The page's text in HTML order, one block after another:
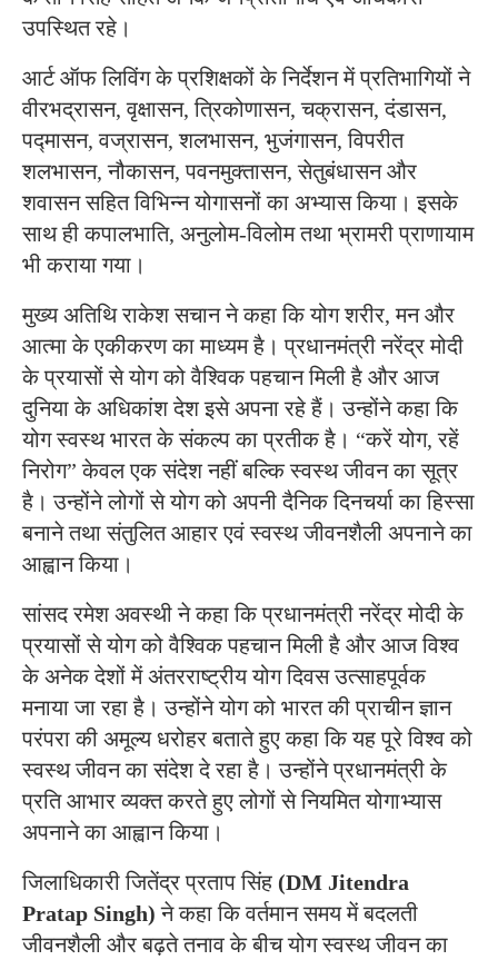
उपस्थित रहे।
आर्ट ऑफ लिविंग के प्रशिक्षकों के निर्देशन में प्रतिभागियों ने
वीरभद्रासन, वृक्षासन, त्रिकोणासन, चक्रासन, दंडासन,
पद्मासन, वज्रासन, शलभासन, भुजंगासन, विपरीत
शलभासन, नौकासन, पवनमुक्तासन, सेतुबंधासन और
शवासन सहित विभिन्न योगासनों का अभ्यास किया। इसके
साथ ही कपालभाति, अनुलोम-विलोम तथा भ्रामरी प्राणायाम
भी कराया गया।
मुख्य अतिथि राकेश सचान ने कहा कि योग शरीर, मन और
आत्मा के एकीकरण का माध्यम है। प्रधानमंत्री नरेंद्र मोदी
के प्रयासों से योग को वैश्विक पहचान मिली है और आज
दुनिया के अधिकांश देश इसे अपना रहे हैं। उन्होंने कहा कि
योग स्वस्थ भारत के संकल्प का प्रतीक है। “करें योग, रहें
निरोग” केवल एक संदेश नहीं बल्कि स्वस्थ जीवन का सूत्र
है। उन्होंने लोगों से योग को अपनी दैनिक दिनचर्या का हिस्सा
बनाने तथा संतुलित आहार एवं स्वस्थ जीवनशैली अपनाने का
आह्वान किया।
सांसद रमेश अवस्थी ने कहा कि प्रधानमंत्री नरेंद्र मोदी के
प्रयासों से योग को वैश्विक पहचान मिली है और आज विश्व
के अनेक देशों में अंतरराष्ट्रीय योग दिवस उत्साहपूर्वक
मनाया जा रहा है। उन्होंने योग को भारत की प्राचीन ज्ञान
परंपरा की अमूल्य धरोहर बताते हुए कहा कि यह पूरे विश्व को
स्वस्थ जीवन का संदेश दे रहा है। उन्होंने प्रधानमंत्री के
प्रति आभार व्यक्त करते हुए लोगों से नियमित योगाभ्यास
अपनाने का आह्वान किया।
जिलाधिकारी जितेंद्र प्रताप सिंह (DM Jitendra
Pratap Singh) ने कहा कि वर्तमान समय में बदलती
जीवनशैली और बढ़ते तनाव के बीच योग स्वस्थ जीवन का